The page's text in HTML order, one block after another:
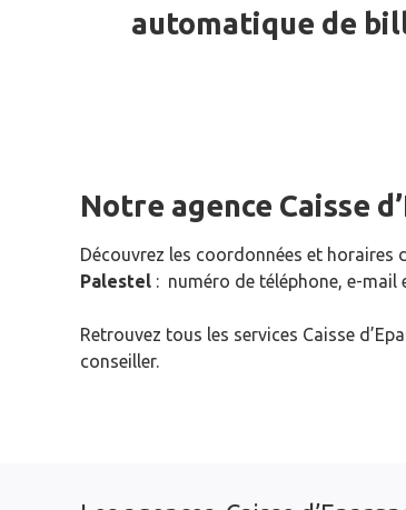
automatique de
Notre agence Caisse
Découvrez les coordonnées et horaires
Palestel : numéro de téléphone, e-mail
Retrouvez tous les services Caisse
conseiller.